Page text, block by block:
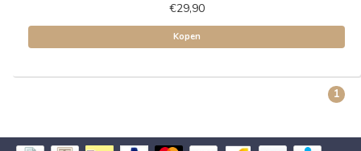
€29,90
Kopen
1